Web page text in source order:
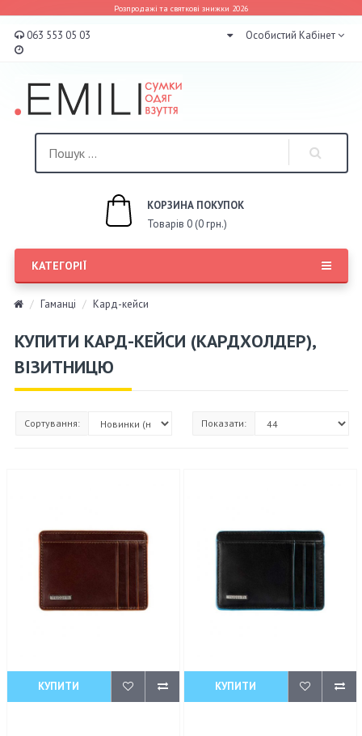
Розпродажі та святкові знижки 2026
063 553 05 03 Особистий Кабінет
КОРЗИНА ПОКУПОК
Товарів 0 (0 грн.)
КАТЕГОРІЇ
Гаманці Кард-кейси
КУПИТИ КАРД-КЕЙСИ (КАРДХОЛДЕР),
ВІЗИТНИЦЮ
Сортування: Показати:
КУПИТИ КУПИТИ